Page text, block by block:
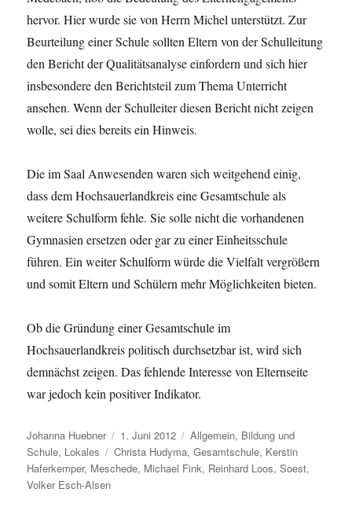
hervor. Hier wurde sie von Herrn Michel unterstützt. Zur
Beurteilung einer Schule sollten Eltern von der Schulleitung
den Bericht der Qualitätsanalyse einfordern und sich hier
insbesondere den Berichtsteil zum Thema Unterricht
ansehen. Wenn der Schulleiter diesen Bericht nicht zeigen
wolle, sei dies bereits ein Hinweis.
Die im Saal Anwesenden waren sich weitgehend einig,
dass dem Hochsauerlandkreis eine Gesamtschule als
weitere Schulform fehle. Sie solle nicht die vorhandenen
Gymnasien ersetzen oder gar zu einer Einheitsschule
führen. Ein weiter Schulform würde die Vielfalt vergrößern
und somit Eltern und Schülern mehr Möglichkeiten bieten.
Ob die Gründung einer Gesamtschule im
Hochsauerlandkreis politisch durchsetzbar ist, wird sich
demnächst zeigen. Das fehlende Interesse von Elternseite
war jedoch kein positiver Indikator.
Autor
Johanna Huebner
Veröffentlicht
am
1. Juni 2012 Kategorien
Allgemein, Bildung und
Schule, Lokales Schlagwörter
Christa Hudyma,Gesamtschule, Kerstin
Haferkemper, Meschede, Michael Fink, Reinhard Loos,Soest,
Volker Esch-Alsen